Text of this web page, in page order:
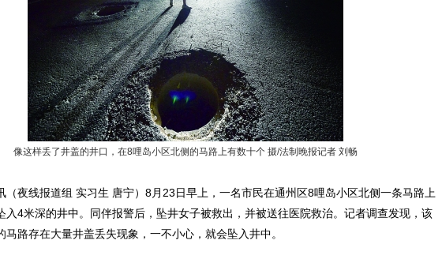
像这样丢了井盖的井口，在8哩岛小区北侧的马路上有数十个 摄/法制晚报记者 刘畅
夜线报道组 实习生 唐宁）8月23日早上，一名市民在通州区8哩岛小区北侧一条马路上
入4米深的井中。同伴报警后，坠井女子被救出，并被送往医院救治。记者调查发现，该
马路存在大量井盖丢失现象，一不小心，就会坠入井中。